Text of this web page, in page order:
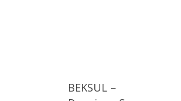
BEKSUL –